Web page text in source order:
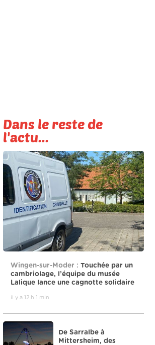
Dans le reste de
l'actu...
Wingen-sur-Moder : Touchée par un
cambriolage, l’équipe du musée
Lalique lance une cagnotte solidaire
il y a 12 h 1 min
De Sarralbe à
Mittersheim, des